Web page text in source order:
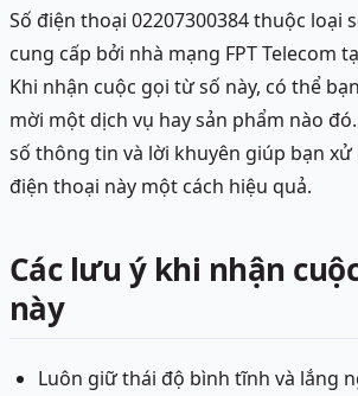
Số điện thoại 02207300384 thuộc loại
cung cấp bởi nhà mạng FPT Telecom
Khi nhận cuộc gọi từ số này, có thể
mời một dịch vụ hay sản phẩm nào
số thông tin và lời khuyên giúp bạn xử
điện thoại này một cách hiệu quả.
Các lưu ý khi nhận
này
Luôn giữ thái độ bình tĩnh và lắng